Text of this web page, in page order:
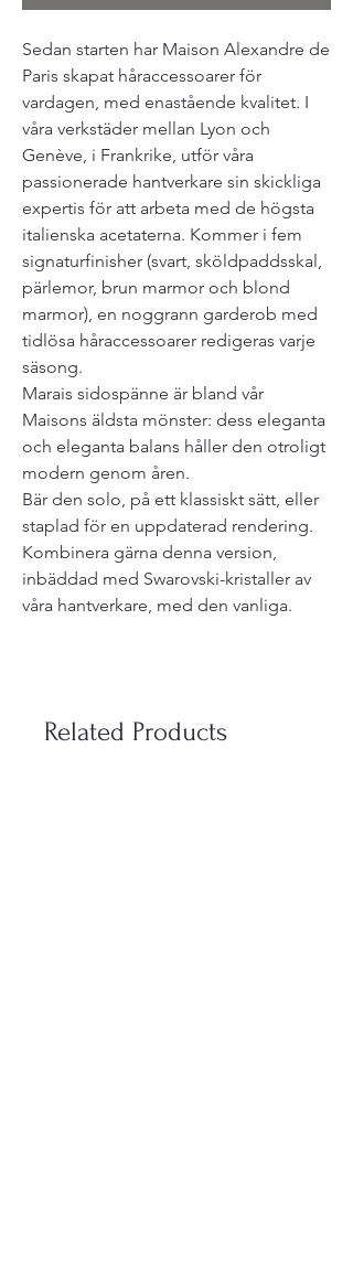
Sedan starten har Maison Alexandre de
Paris skapat håraccessoarer för
vardagen, med enastående kvalitet. I
våra verkstäder mellan Lyon och
Genève, i Frankrike, utför våra
passionerade hantverkare sin skickliga
expertis för att arbeta med de högsta
italienska acetaterna. Kommer i fem
signaturfinisher (svart, sköldpaddsskal,
pärlemor, brun marmor och blond
marmor), en noggrann garderob med
tidlösa håraccessoarer redigeras varje
säsong.
Marais sidospänne är bland vår
Maisons äldsta mönster: dess eleganta
och eleganta balans håller den otroligt
modern genom åren.
Bär den solo, på ett klassiskt sätt, eller
staplad för en uppdaterad rendering.
Kombinera gärna denna version,
inbäddad med Swarovski-kristaller av
våra hantverkare, med den vanliga.
Related Products